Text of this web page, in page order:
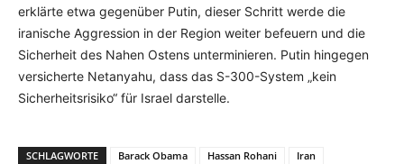
erklärte etwa gegenüber Putin, dieser Schritt werde die
iranische Aggression in der Region weiter befeuern und die
Sicherheit des Nahen Ostens unterminieren. Putin hingegen
versicherte Netanyahu, dass das S-300-System „kein
Sicherheitsrisiko“ für Israel darstelle.
SCHLAGWORTE Barack Obama Hassan Rohani
Iran